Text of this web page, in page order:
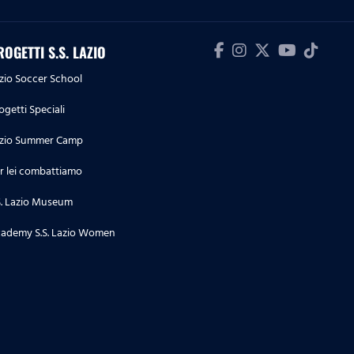
Il primo pallone non si scorda
29.09.23
S.S. LAZIO
Soccer School
Speciali
Summer Camp
lei combattiamo
Lazio Museum
S.S. Lazio Women